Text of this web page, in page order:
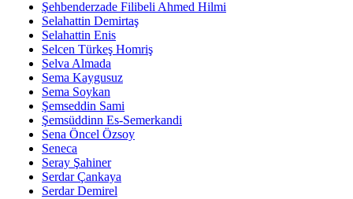
Şehbenderzade Filibeli Ahmed Hilmi
Selahattin Demirtaş
Selahattin Enis
Selcen Türkeş Homriş
Selva Almada
Sema Kaygusuz
Sema Soykan
Şemseddin Sami
Şemsüddinn Es-Semerkandi
Sena Öncel Özsoy
Seneca
Seray Şahiner
Serdar Çankaya
Serdar Demirel